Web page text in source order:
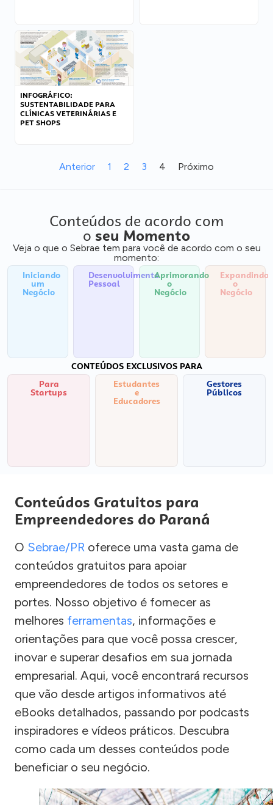
INFOGRÁFICO:
SUSTENTABILIDADE PARA
CLÍNICAS VETERINÁRIAS E
PET SHOPS
Anterior 1 2 3 4 Próximo
Conteúdos de acordo com
o seu Momento
Veja o que o Sebrae tem para você de acordo com o seu
momento:
Iniciando
um
Negócio
Desenvolvimento
Pessoal
Aprimorando
o
Negócio
Expandindo
o
Negócio
CONTEÚDOS EXCLUSIVOS PARA
Para
Startups
Estudantes
e
Educadores
Gestores
Públicos
Conteúdos Gratuitos para
Empreendedores do Paraná
O Sebrae/PR oferece uma vasta gama de
conteúdos gratuitos para apoiar
empreendedores de todos os setores e
portes. Nosso objetivo é fornecer as
melhores ferramentas, informações e
orientações para que você possa crescer,
inovar e superar desafios em sua jornada
empresarial. Aqui, você encontrará recursos
que vão desde artigos informativos até
eBooks detalhados, passando por podcasts
inspiradores e vídeos práticos. Descubra
como cada um desses conteúdos pode
beneficiar o seu negócio.